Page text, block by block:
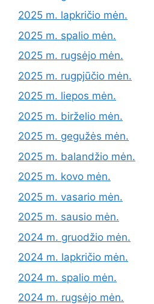
2025 m. lapkričio mėn.
2025 m. spalio mėn.
2025 m. rugsėjo mėn.
2025 m. rugpjūčio mėn.
2025 m. liepos mėn.
2025 m. birželio mėn.
2025 m. gegužės mėn.
2025 m. balandžio mėn.
2025 m. kovo mėn.
2025 m. vasario mėn.
2025 m. sausio mėn.
2024 m. gruodžio mėn.
2024 m. lapkričio mėn.
2024 m. spalio mėn.
2024 m. rugsėjo mėn.